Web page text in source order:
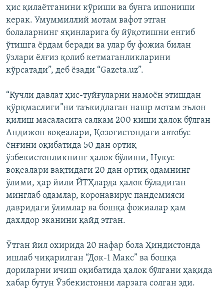
ҳис қилаётганини кўриши ва бунга ишониши
керак. Умуммиллий мотам вафот этган
болаларнинг яқинларига бу йўқотишни енгиб
ўтишга ёрдам беради ва улар бу фожиа билан
ўзлари ёлғиз қолиб кетмаганликларини
кўрсатади”, деб ёзади “Gazeta.uz”.
“Кучли давлат ҳис-туйғуларни намоён этишдан
қўрқмаслиги”ни таъкидлаган нашр мотам эълон
қилиш масаласига салкам 200 киши ҳалок бўлган
Андижон воқеалари, Қозоғистондаги автобус
ёнғини оқибатида 50 дан ортиқ
ўзбекистонликнинг ҳалок бўлиши, Нукус
воқеалари вақтидаги 20 дан ортиқ одамнинг
ўлими, ҳар йили ЙТҲларда ҳалок бўладиган
минглаб одамлар, коронавирус пандемияси
давридаги ўлимлар ва бошқа фожиалар ҳам
дахлдор эканини қайд этган.
Ўтган йил охирида 20 нафар бола Ҳиндистонда
ишлаб чиқарилган “Док-1 Макс” ва бошқа
дориларни ичиш оқибатида ҳалок бўлгани ҳақида
хабар бутун Ўзбекистонни ларзага солган эди.